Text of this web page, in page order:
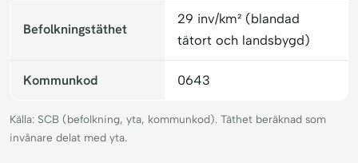
Befolkningstäthet
29 inv/km² (blandad
tätort och landsbygd)
Kommunkod 0643
Källa: SCB (befolkning, yta, kommunkod). Täthet beräknad som
invånare delat med yta.